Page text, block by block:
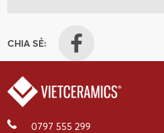
CHIA SẺ:
0797 555 299